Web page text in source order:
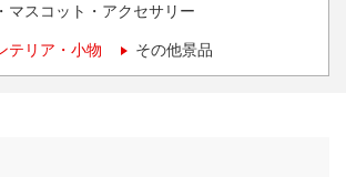
マスコット・アクセサリー
テリア・小物 その他景品